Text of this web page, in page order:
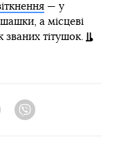
— у
а місцеві
званих тітушок.
TelegramViber